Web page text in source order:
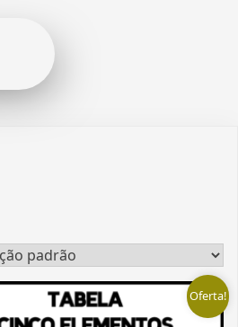
Oferta!